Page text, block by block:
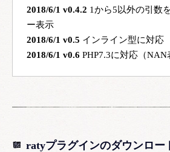
2018/6/1 v0.4.2 1から5以外の引数
ー表示
2018/6/1 v0.5
インライン型に対応
2018/6/1 v0.6
ratyプラグインのダウンロー